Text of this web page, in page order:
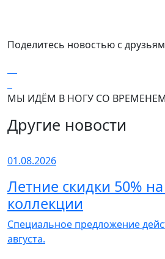
Поделитесь новостью с
МЫ ИДЁМ В НОГУ СО ВРЕМЕНЕМ
Другие новости
01.08.2026
Летние скидки 50%
коллекции
Специальное предложение
августа.